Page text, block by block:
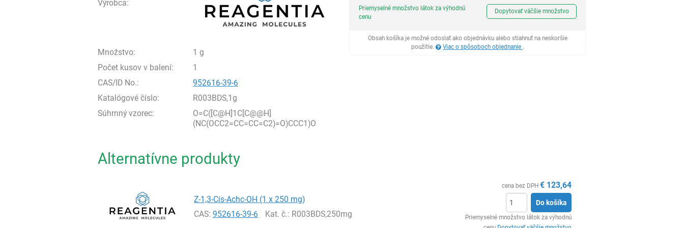
Výrobca:
Množstvo:
1 g
Počet kusov v balení:
1
CAS/ID No.:
952616-39-6
Katalógové číslo:
R003BDS,1g
Súhrnný vzorec:
O=C([C@H]1C[C@@H]
(NC(OCC2=CC=CC=C2)=O)CCC1)O
Ks
Priemyselné množstvo látok za výhodnú
cenu
Dopytovať väčšie množstvo
Obsah košíka je možné odoslať ako objednávku alebo stiahnuť na neskoršie
použitie.
Viac o spôsoboch objednanie .
Alternatívne produkty
Z-1,3-Cis-Achc-OH (1 x 250 mg)
CAS:952616-39-6 Kat. č.: R003BDS,250mg
cena bez DPH € 123,64
Do košíka
Priemyselné množstvo látok za výhodnú